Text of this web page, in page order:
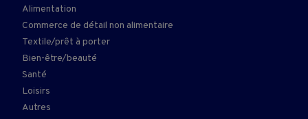
Alimentation
Commerce de détail non alimentaire
Textile/prêt à porter
Bien-être/beauté
Santé
Loisirs
Autres